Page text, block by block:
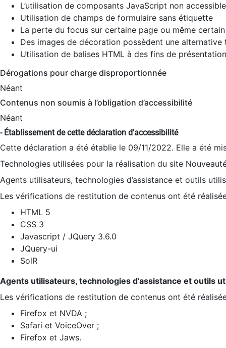
L’utilisation de composants JavaScript non
Utilisation de champs de formulaire sans étiquette
La perte du focus sur certaine page ou même
Des images de décoration possèdent une alternative
Utilisation de balises HTML à des fins de
Dérogations pour charge disproportionnée
Néant
Contenus non soumis à l’obligation d’accessibilité
Néant
- Établissement de cette déclaration d'accessibilité
Cette déclaration a été établie le 09/11/2022. Elle a été
Technologies utilisées pour la réalisation du site
Agents utilisateurs, technologies d’assistance et outils
Les vérifications de restitution de contenus ont été
HTML 5
CSS 3
Javascript / JQuery 3.6.0
JQuery-ui
SolR
Agents utilisateurs, technologies d’assistance et outils
Les vérifications de restitution de contenus ont été
Firefox et NVDA ;
Safari et VoiceOver ;
Firefox et Jaws.